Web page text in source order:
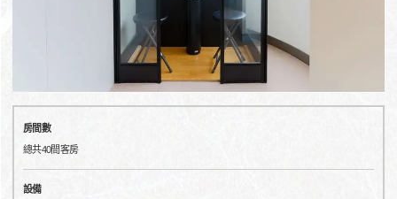
房間數
總共40間客房
設備